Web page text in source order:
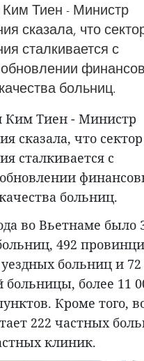
Ким Тиен - Министр
сказала, что
сталкивается с
больниц.
Ким Тиен - Министр
сказала, что сектор
сталкивается с
больниц.
во Вьетнаме было
492
больниц и 72
больницы, более 11
Кроме того,
222 частных
клиник.